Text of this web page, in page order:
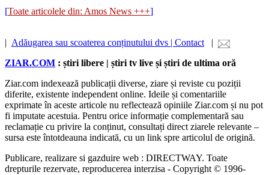
[Toate articolele din: Amos News +++]
| Adăugarea sau scoaterea conținutului dvs | Contact |
ZIAR.COM : știri libere | știri tv live și știri de ultima oră
Ziar.com indexează publicații diverse, ziare și reviste cu poziții
diferite, existente independent online. Ideile și comentariile
exprimate în aceste articole nu reflectează opiniile Ziar.com și nu pot
fi imputate acestuia. Pentru orice informație complementară sau
reclamație cu privire la conținut, consultați direct ziarele relevante –
sursa este întotdeauna indicată, cu un link spre articolul de origină.
Publicare, realizare si gazduire web : DIRECTWAY. Toate
drepturile rezervate, reproducerea interzisa - Copyright © 1996-